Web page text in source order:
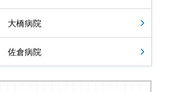
大橋病院
佐倉病院